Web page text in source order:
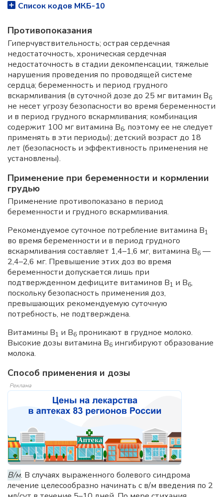
Список кодов МКБ-10
Противопоказания
Гиперчувствительность; острая сердечная
недостаточность, хроническая сердечная
недостаточность в стадии декомпенсации, тяжелые
нарушения проведения по проводящей системе
сердца; беременность и период грудного
вскармливания (в суточной дозе до 25 мг витамин B6
не несет угрозу безопасности во время беременности
и в период грудного вскармливания; комбинация
содержит 100 мг витамина B6, поэтому ее не следует
применять в эти периоды); детский возраст до 18
лет (безопасность и эффективность применения не
установлены).
Применение при беременности и кормлении
грудью
Применение противопоказано в период
беременности и грудного вскармливания.
Рекомендуемое суточное потребление витамина B1
во время беременности и в период грудного
вскармливания составляет 1,4–1,6 мг, витамина B6 —
2,4–2,6 мг. Превышение этих доз во время
беременности допускается лишь при
подтвержденном дефиците витаминов B1 и B6,
поскольку безопасность применения доз,
превышающих рекомендуемую суточную
потребность, не подтверждена.
Витамины B1 и B6 проникают в грудное молоко.
Высокие дозы витамина B6 ингибируют образование
молока.
Способ применения и дозы
Реклама
В/м. В случаях выраженного болевого синдрома
лечение целесообразно начинать с в/м введения по 2